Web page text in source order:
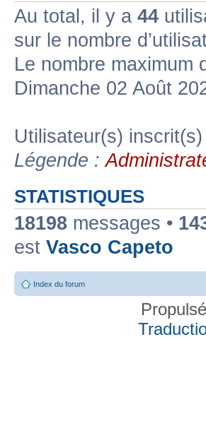
Au total, il y a 44
sur le nombre
Le nombre maximum
Dimanche 02 Août
Utilisateur(s)
Légende :
STATISTIQUES
18198 messages •
est Vasco Capeto
Index du forum